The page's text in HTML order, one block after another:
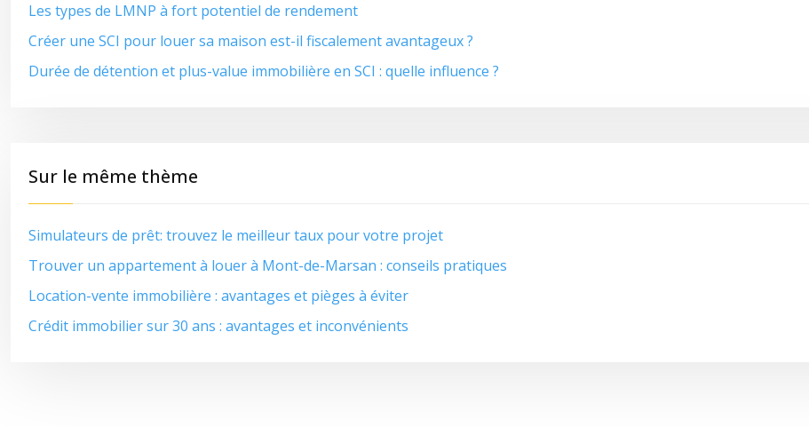
Les types de LMNP à fort potentiel de rendement
Créer une SCI pour louer sa maison est-il fiscalement avantageux ?
Durée de détention et plus-value immobilière en SCI : quelle influence ?
Sur le même thème
Simulateurs de prêt: trouvez le meilleur taux pour votre projet
Trouver un appartement à louer à Mont-de-Marsan : conseils pratiques
Location-vente immobilière : avantages et pièges à éviter
Crédit immobilier sur 30 ans : avantages et inconvénients